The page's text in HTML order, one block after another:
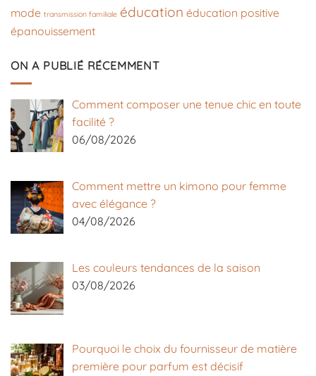
mode transmission familiale éducation éducation positive
épanouissement
ON A PUBLIÉ RÉCEMMENT
Comment composer une tenue chic en toute
facilité ?
06/08/2026
Comment mettre un kimono pour femme
avec élégance ?
04/08/2026
Les couleurs tendances de la saison
03/08/2026
Pourquoi le choix du fournisseur de matière
première pour parfum est décisif